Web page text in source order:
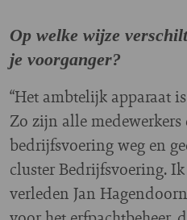
Op welke wijze
je voorganger?
“Het ambtelijk apparaat
Zo zijn alle
bedrijfsvoering weg en
cluster Bedrijfsvoering.
verleden Jan